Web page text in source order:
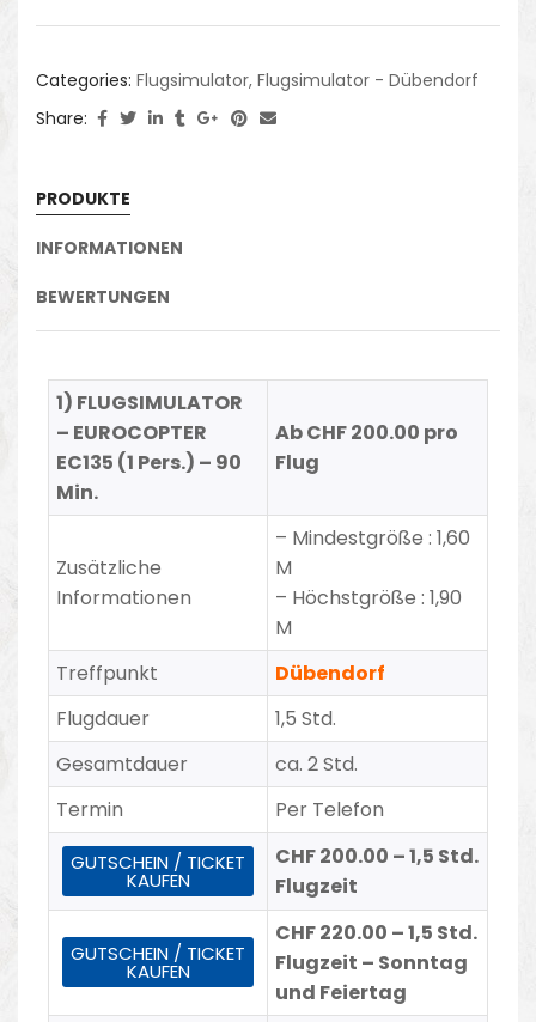
Categories: Flugsimulator, Flugsimulator - Dübendorf
Share:
PRODUKTE
INFORMATIONEN
BEWERTUNGEN
1) FLUGSIMULATOR
– EUROCOPTER
EC135 (1 Pers.) – 90
Min.
Ab CHF 200.00 pro
Flug
Zusätzliche
Informationen
– Mindestgröße : 1,60
M
– Höchstgröße : 1,90
M
Treffpunkt
Dübendorf
Flugdauer
1,5 Std.
Gesamtdauer
ca. 2 Std.
Termin
Per Telefon
GUTSCHEIN / TICKET
KAUFEN
CHF 200.00 – 1,5 Std.
Flugzeit
GUTSCHEIN / TICKET
KAUFEN
CHF 220.00 – 1,5 Std.
Flugzeit – Sonntag
und Feiertag